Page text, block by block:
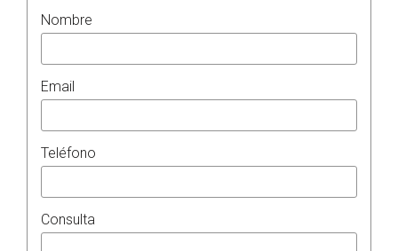
Nombre
Email
Teléfono
Consulta